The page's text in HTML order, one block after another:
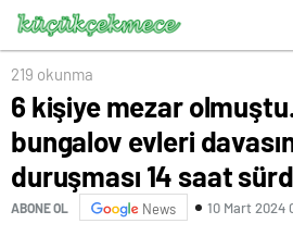
219 okunma
6 kişiye mezar
bungalov evleri
duruşması 14 saat
ABONE OL News 10 Mart 2024
durumu açıkladı